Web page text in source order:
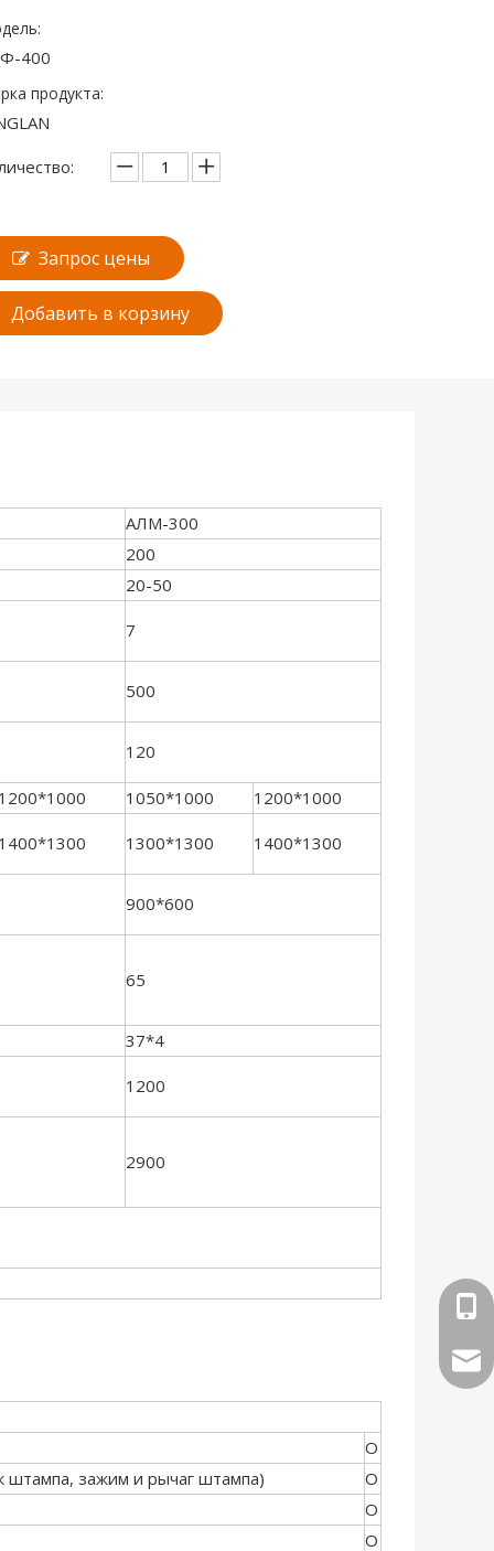
400
продукта:
Запрос цены
Добавить в корзину
АЛМ-300
200
20-50
7
500
120
1200*1000 1050*1000
1200*1000
1400*1300 1300*1300 1400*1300
900*600
65
37*4
1200
2900
O
штампа, зажим и рычаг штампа)
O
O
O